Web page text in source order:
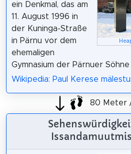
ein Denkmal, das am
11. August 1996 in
der Kuninga-Straße
in Pärnu vor dem
ehemaligen
Gymnasium der Pärnuer
Wikipedia: Paul Kerese
80 Meter